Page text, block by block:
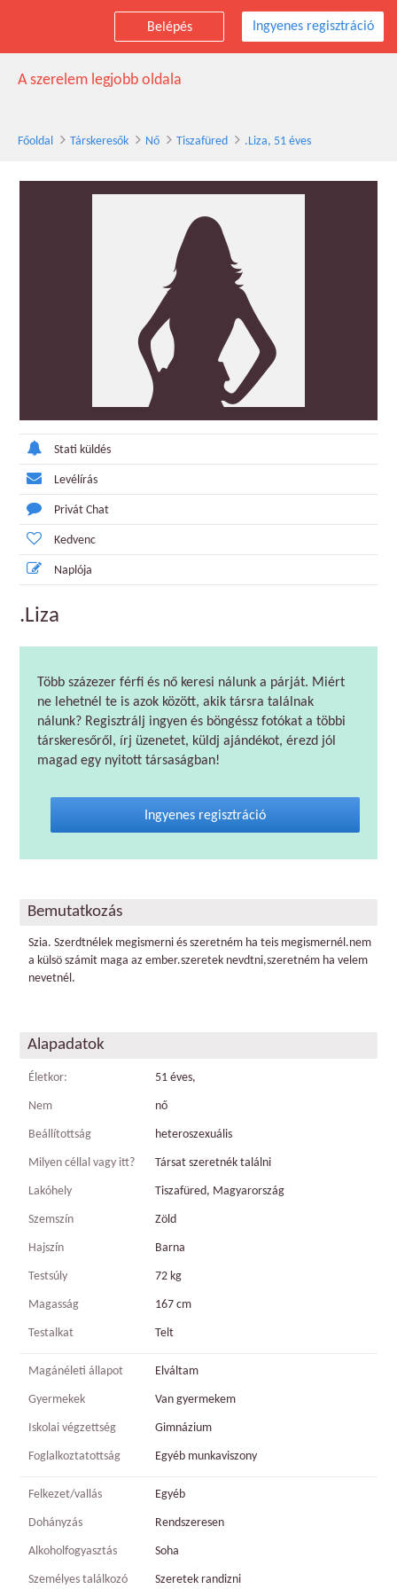
Belépés Ingyenes regisztráció
.Liza társkereső nő, 51 éves, Tiszafüred
A szerelem legjobb oldala
Főoldal Társkeresők Nő Tiszafüred .Liza, 51 éves
Stati küldés
Levélírás
Privát Chat
Kedvenc
Naplója
.Liza
Több százezer férfi és nő keresi nálunk a párját. Miért
ne lehetnél te is azok között, akik társra találnak
nálunk? Regisztrálj ingyen és böngéssz fotókat a többi
társkeresőről, írj üzenetet, küldj ajándékot, érezd jól
magad egy nyitott társaságban!
Ingyenes regisztráció
Bemutatkozás
Szia. Szerdtnélek megismerni és szeretném ha teis megismernél.nem
a külsö számit maga az ember.szeretek nevdtni,szeretném ha velem
nevetnél.
Alapadatok
Életkor: 51 éves,
Nem nő
Beállítottság heteroszexuális
Milyen céllal vagy itt? Társat szeretnék találni
Lakóhely Tiszafüred, Magyarország
Szemszín Zöld
Hajszín Barna
Testsúly 72 kg
Magasság 167 cm
Testalkat Telt
Magánéleti állapot Elváltam
Gyermekek Van gyermekem
Iskolai végzettség Gimnázium
Foglalkoztatottság Egyéb munkaviszony
Felkezet/vallás Egyéb
Dohányzás Rendszeresen
Alkoholfogyasztás Soha
Személyes találkozó Szeretek randizni